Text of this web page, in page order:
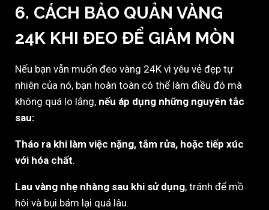
6. CÁCH BẢO QUẢN VÀNG
24K KHI ĐEO ĐỂ GIẢM MÒN
Nếu bạn vẫn muốn đeo vàng 24K vì yêu vẻ đẹp tự
nhiên của nó, bạn hoàn toàn có thể làm điều đó mà
không quá lo lắng, nếu áp dụng những nguyên tắc
sau:
Tháo ra khi làm việc nặng, tắm rửa, hoặc tiếp xúc
với hóa chất.
Lau vàng nhẹ nhàng sau khi sử dụng, tránh để mồ
hôi và bụi bám lại quá lâu.